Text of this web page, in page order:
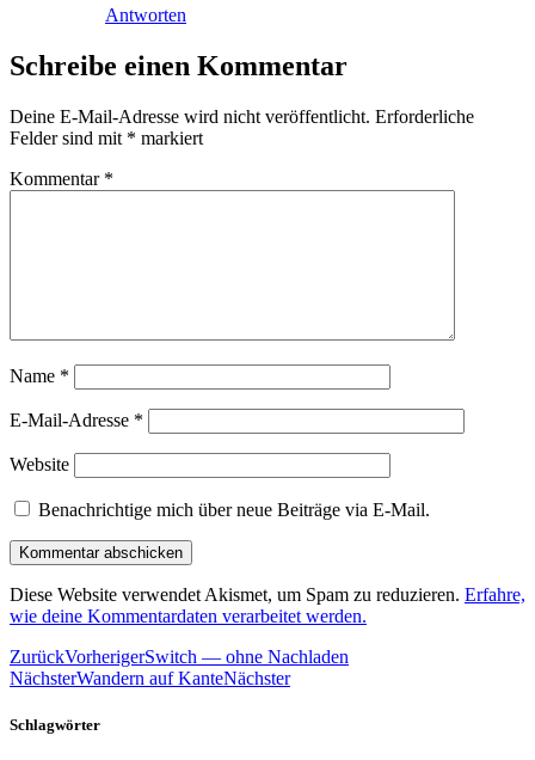
Antworten
Schreibe einen Kommentar
Deine E-Mail-Adresse wird nicht veröffentlicht. Erforderliche
Felder sind mit * markiert
Kommentar *
Name *
E-Mail-Adresse *
Website
Benachrichtige mich über neue Beiträge via E-Mail.
Diese Website verwendet Akismet, um Spam zu reduzieren. Erfahre,
wie deine Kommentardaten verarbeitet werden.
ZurückVorherigerSwitch — ohne Nachladen
NächsterWandern auf KanteNächster
Schlagwörter